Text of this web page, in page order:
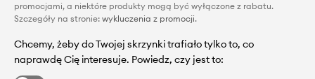
promocjami, a niektóre produkty mogą być wyłączone z rabatu.
Szczegóły na stronie: wykluczenia z promocji.
Chcemy, żeby do Twojej skrzynki trafiało tylko to, co
naprawdę Cię interesuje. Powiedz, czy jest to: